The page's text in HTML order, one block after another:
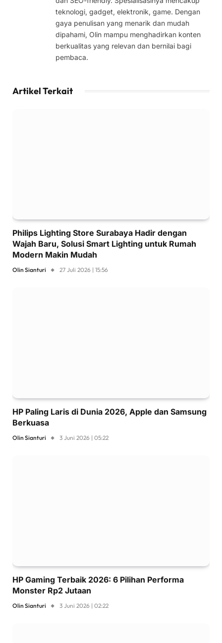
teknologi, gadget, elektronik, game. Dengan
gaya penulisan yang menarik dan mudah
dipahami, Olin mampu menghadirkan konten
berkualitas yang relevan dan bernilai bagi
pembaca.
Artikel Terkait
Philips Lighting Store Surabaya Hadir dengan
Wajah Baru, Solusi Smart Lighting untuk Rumah
Modern Makin Mudah
Olin Sianturi 27 Juli 2026 | 15:56
HP Paling Laris di Dunia 2026, Apple dan Samsung
Berkuasa
Olin Sianturi 3 Juni 2026 | 05:22
HP Gaming Terbaik 2026: 6 Pilihan Performa
Monster Rp2 Jutaan
Olin Sianturi 3 Juni 2026 | 02:22